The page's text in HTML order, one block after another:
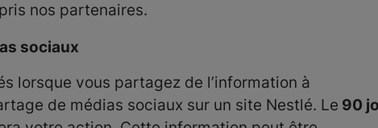
nos partenaires.
sociaux
lorsque vous partagez de l’information à
de médias sociaux sur un site Nestlé. Le 90